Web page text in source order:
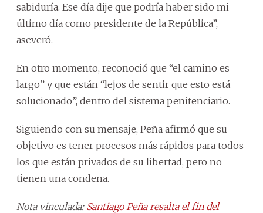
sabiduría. Ese día dije que podría haber sido mi
último día como presidente de la República”,
aseveró.
En otro momento, reconoció que “el camino es
largo” y que están “lejos de sentir que esto está
solucionado”, dentro del sistema penitenciario.
Siguiendo con su mensaje, Peña afirmó que su
objetivo es tener procesos más rápidos para todos
los que están privados de su libertad, pero no
tienen una condena.
Nota vinculada: Santiago Peña resalta el fin del